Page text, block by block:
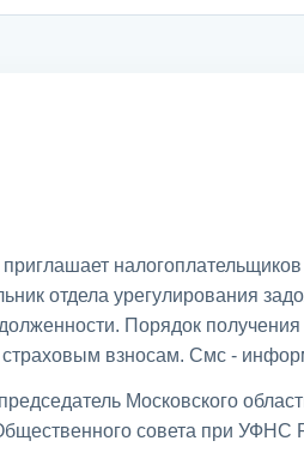
налогоплательщиков
отдела урегулирования
Порядок получения
взносам. Смс -
Московского
совета при УФНС